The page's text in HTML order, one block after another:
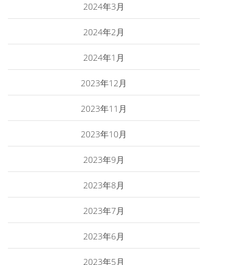
2024年3月
2024年2月
2024年1月
2023年12月
2023年11月
2023年10月
2023年9月
2023年8月
2023年7月
2023年6月
2023年5月